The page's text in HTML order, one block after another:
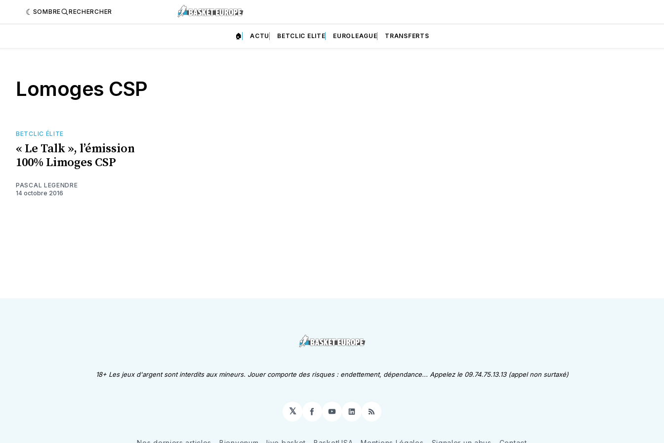
SOMBRE RECHERCHER
🏠 ACTU BETCLIC ELITE EUROLEAGUE TRANSFERTS
Lomoges CSP
BETCLIC ÉLITE
« Le Talk », l’émission
100% Limoges CSP
PASCAL LEGENDRE
14 octobre 2016
18+ Les jeux d'argent sont interdits aux mineurs. Jouer comporte des risques : endettement, dépendance... Appelez le 09.74.75.13.13 (appel non surtaxé)
𝕏 Facebook
YouTube
LinkedIn
RSS